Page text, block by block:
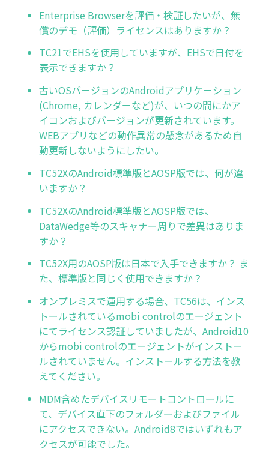
Enterprise Browserを評価・検証したいが、無
償のデモ（評価）ライセンスはありますか？
TC21でEHSを使用していますが、EHSで日付を
表示できますか？
古いOSバージョンのAndroidアプリケーション
(Chrome, カレンダーなど)が、いつの間にかア
イコンおよびバージョンが更新されています。
WEBアプリなどの動作異常の懸念があるため自
動更新しないようにしたい。
TC52XのAndroid標準版とAOSP版では、何が違
いますか？
TC52XのAndroid標準版とAOSP版では、
DataWedge等のスキャナー周りで差異はありま
すか？
TC52X用のAOSP版は日本で入手できますか？ ま
た、標準版と同じく使用できますか？
オンプレミスで運用する場合、TC56は、インス
トールされているmobi controlのエージェント
にてライセンス認証していましたが、Android10
からmobi controlのエージェントがインストー
ルされていません。インストールする方法を教
えてください。
MDM含めたデバイスリモートコントロールに
て、デバイス直下のフォルダーおよびファイル
にアクセスできない。Android8ではいずれもア
クセスが可能でした。